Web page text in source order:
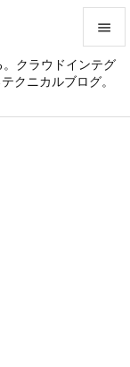
クラウドインテグ
クニカルブログ。


メニュ